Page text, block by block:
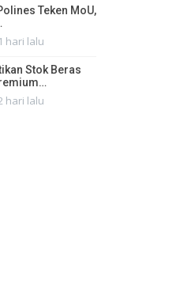
Teken MoU,
1 hari lalu
Stok Beras
hari lalu